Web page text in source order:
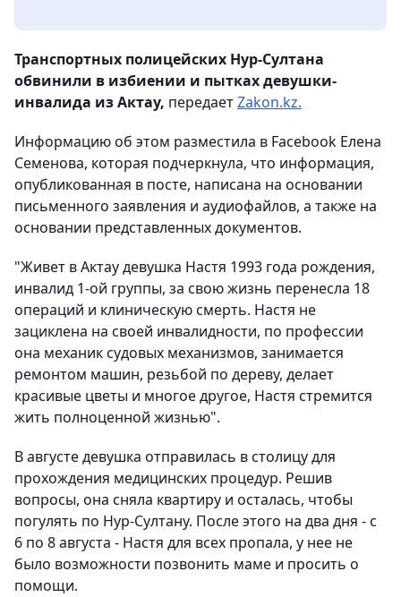
Транспортных полицейских Нур-Султана
обвинили в избиении и пытках девушки-
инвалида из Актау, передаетZakon.kz.
Информацию об этом разместила в Facebook Елена
Семенова, которая подчеркнула, что информация,
опубликованная в посте, написана на основании
письменного заявления и аудиофайлов, а также на
основании представленных документов.
"Живет в Актау девушка Настя 1993 года рождения,
инвалид 1-ой группы, за свою жизнь перенесла 18
операций и клиническую смерть. Настя не
зациклена на своей инвалидности, по профессии
она механик судовых механизмов, занимается
ремонтом машин, резьбой по дереву, делает
красивые цветы и многое другое, Настя стремится
жить полноценной жизнью".
В августе девушка отправилась в столицу для
прохождения медицинских процедур. Решив
вопросы, она сняла квартиру и осталась, чтобы
погулять по Нур-Султану. После этого на два дня - с
6 по 8 августа - Настя для всех пропала, у нее не
было возможности позвонить маме и просить о
помощи.